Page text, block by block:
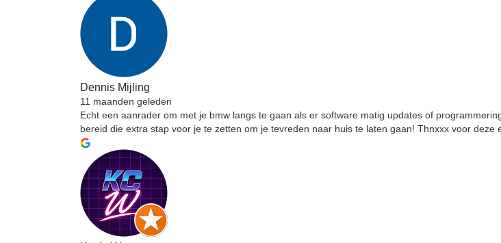
Dennis Mijling
11 maanden geleden
Echt een aanrader om met je bmw langs te gaan als er software matig updates of
bereid die extra stap voor je te zetten om je tevreden naar huis te laten gaan! Thnxxx voor deze